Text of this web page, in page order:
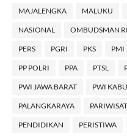
MAJALENGKA MALUKU
NASIONAL OMBUDSMAN RI
PERS PGRI PKS PMI
PP POLRI PPA PTSL
PWI JAWA BARAT PWI
PALANGKARAYA
PENDIDIKAN PERISTIWA